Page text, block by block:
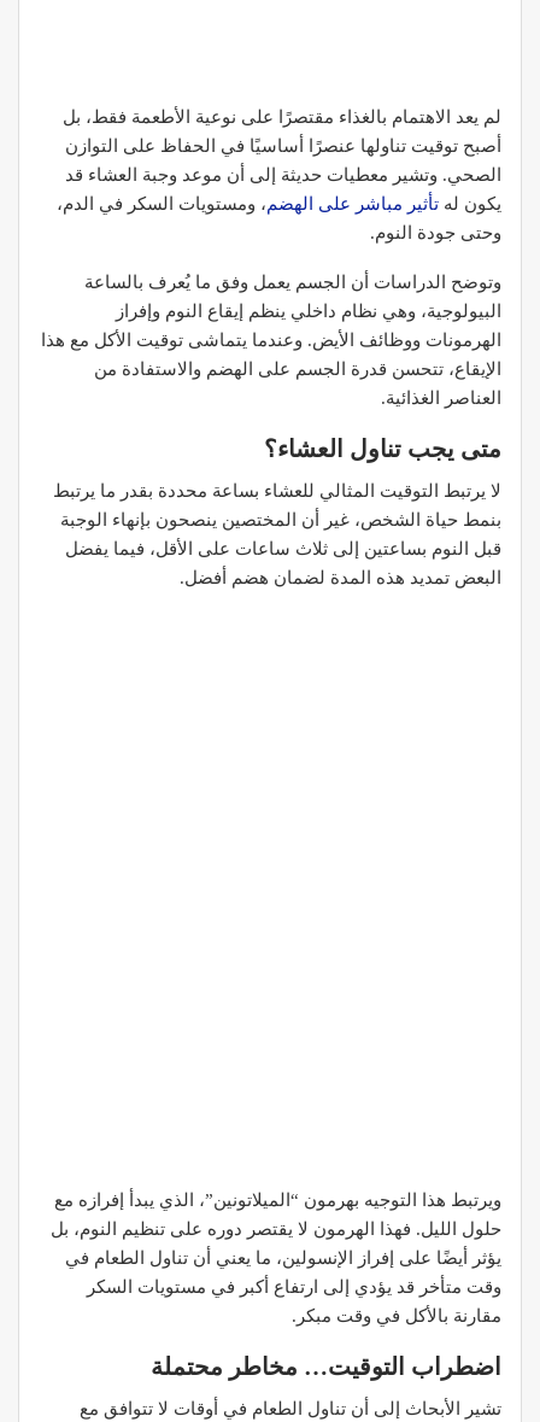
لم يعد الاهتمام بالغذاء مقتصرًا على نوعية الأطعمة فقط، بل
أصبح توقيت تناولها عنصرًا أساسيًا في الحفاظ على التوازن
الصحي. وتشير معطيات حديثة إلى أن موعد وجبة العشاء قد
يكون له تأثير مباشر على الهضم، ومستويات السكر في الدم،
وحتى جودة النوم.
وتوضح الدراسات أن الجسم يعمل وفق ما يُعرف بالساعة
البيولوجية، وهي نظام داخلي ينظم إيقاع النوم وإفراز
الهرمونات ووظائف الأيض. وعندما يتماشى توقيت الأكل مع هذا
الإيقاع، تتحسن قدرة الجسم على الهضم والاستفادة من
العناصر الغذائية.
متى يجب تناول العشاء؟
لا يرتبط التوقيت المثالي للعشاء بساعة محددة بقدر ما يرتبط
بنمط حياة الشخص، غير أن المختصين ينصحون بإنهاء الوجبة
قبل النوم بساعتين إلى ثلاث ساعات على الأقل، فيما يفضل
البعض تمديد هذه المدة لضمان هضم أفضل.
ويرتبط هذا التوجيه بهرمون “الميلاتونين”، الذي يبدأ إفرازه مع
حلول الليل. فهذا الهرمون لا يقتصر دوره على تنظيم النوم، بل
يؤثر أيضًا على إفراز الإنسولين، ما يعني أن تناول الطعام في
وقت متأخر قد يؤدي إلى ارتفاع أكبر في مستويات السكر
مقارنة بالأكل في وقت مبكر.
اضطراب التوقيت… مخاطر محتملة
تشير الأبحاث إلى أن تناول الطعام في أوقات لا تتوافق مع